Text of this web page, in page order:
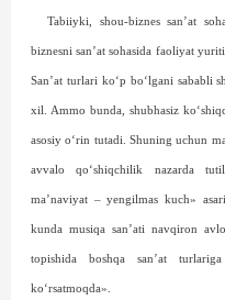
Tabiiyki, shou-biznes san’at
biznesni san’at sohasida faoliyat
San’at turlari ko‘p bo‘lgani sababli
xil. Ammo bunda, shubhasiz
asosiy o‘rin tutadi. Shuning uchun
avvalo qo‘shiqchilik nazarda
ma’naviyat – yengilmas kuch»
kunda musiqa san’ati navqiron
topishida boshqa san’at
ko‘rsatmoqda».